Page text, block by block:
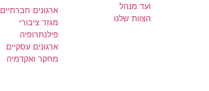
ועד מנהל
הצוות שלנו
ארגונים חברתיים
מגזר ציבורי
פילנתרופיה
ארגונים עסקיים
מחקר ואקדמיה